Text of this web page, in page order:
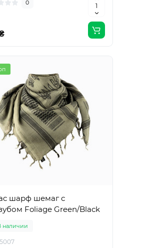
0
шарф шемаг с
Foliage Green/Black
наличии